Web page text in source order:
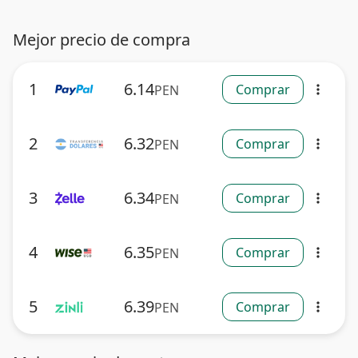
Mejor precio de compra
1 6.14PEN Comprar more_vert
2 6.32PEN Comprar more_vert
3 6.34PEN Comprar more_vert
4 6.35PEN Comprar more_vert
5 6.39PEN Comprar more_vert